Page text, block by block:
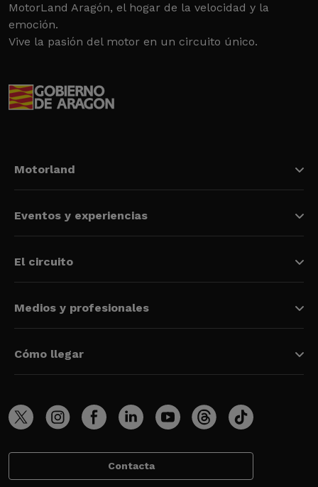
MotorLand Aragón, el hogar de la velocidad y la
emoción.
Vive la pasión del motor en un circuito único.
Motorland
Eventos y experiencias
El circuito
Medios y profesionales
Cómo llegar
Contacta